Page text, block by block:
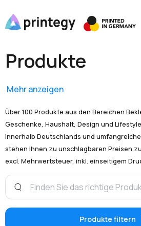
Produkte
Mehr anzeigen
Über 100 Produkte aus den Bereichen
Geschenke, Haushalt, Design und
innerhalb Deutschlands und
stehen Ihnen zu unschlagbaren Preisen
excl. Mehrwertsteuer, inkl. einseitigem
Produkte filtern